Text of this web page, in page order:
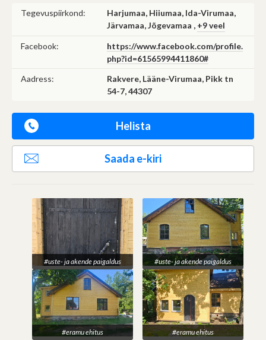
Tegevuspiirkond:
Harjumaa, Hiiumaa, Ida-Virumaa,
Järvamaa, Jõgevamaa , +9 veel
Facebook:
https://www.facebook.com/profile.
php?id=61565994411860#
Aadress:
Rakvere, Lääne-Virumaa, Pikk tn
54-7, 44307
Helista
Saada e-kiri
#uste- ja akende paigaldus #uste- ja akende paigaldus
#eramu ehitus #eramu ehitus